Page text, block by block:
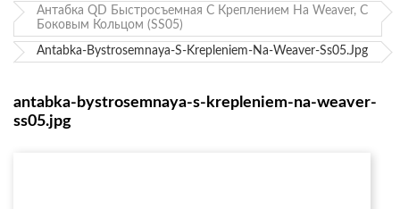
Антабка QD Быстросъемная С Креплением На Weaver, С
Боковым Кольцом (SS05)
Antabka-Bystrosemnaya-S-Krepleniem-Na-Weaver-Ss05.jpg
antabka-bystrosemnaya-s-krepleniem-na-weaver-
ss05.jpg